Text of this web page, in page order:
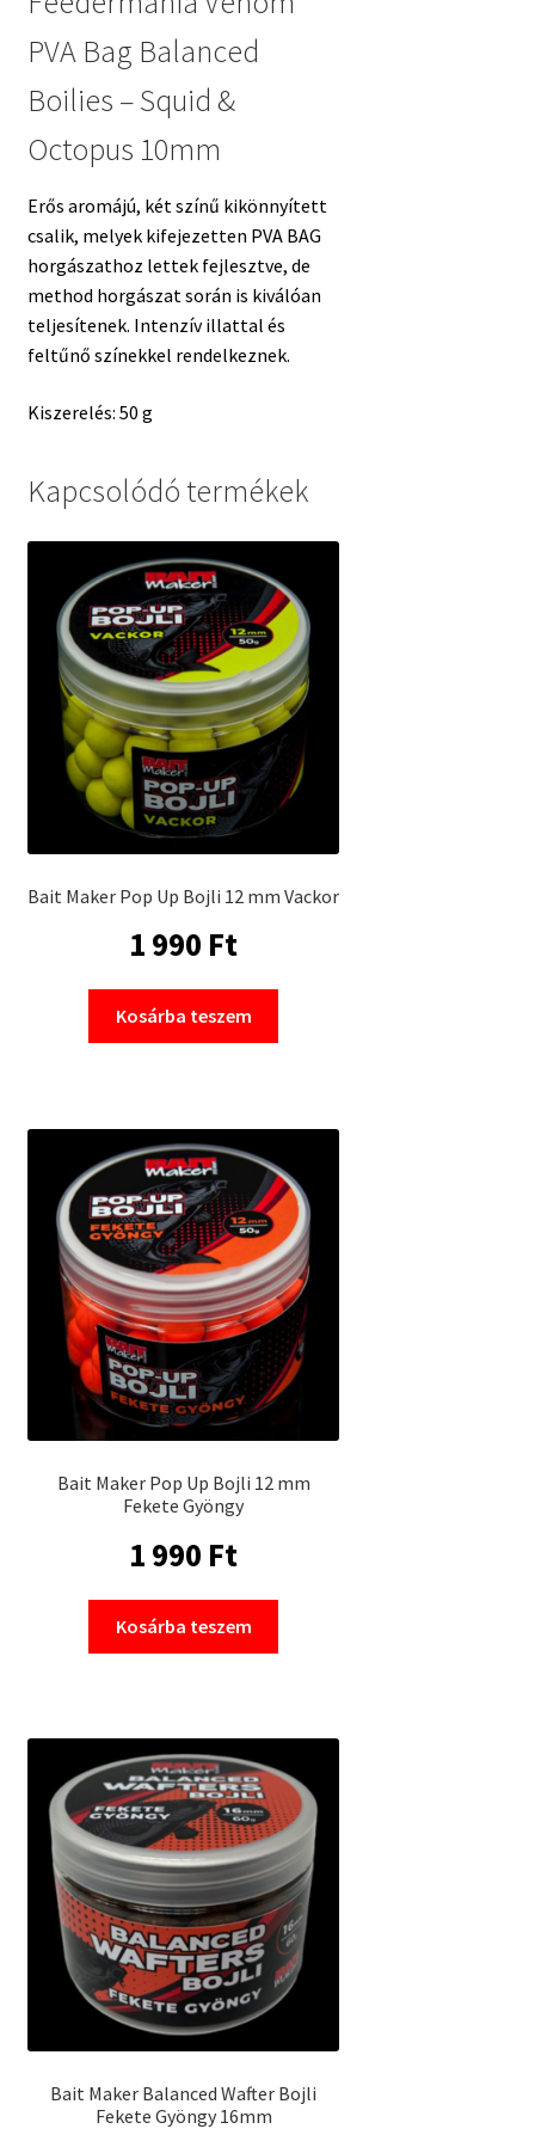
PVA Bag Balanced
Boilies – Squid &
Octopus 10mm
Erős aromájú, két színű kikönnyített
csalik, melyek kifejezetten PVA BAG
horgászathoz lettek fejlesztve, de
method horgászat során is kiválóan
teljesítenek. Intenzív illattal és
feltűnő színekkel rendelkeznek.
Kiszerelés: 50 g
Kapcsolódó termékek
Bait Maker Pop Up Bojli 12 mm Vackor
1 990 Ft
Kosárba teszem
Bait Maker Pop Up Bojli 12 mm
Fekete Gyöngy
1 990 Ft
Kosárba teszem
Bait Maker Balanced Wafter Bojli
Fekete Gyöngy 16mm